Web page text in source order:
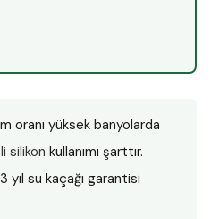
oranı yüksek banyolarda
silikon kullanımı şarttır.
su kaçağı garantisi